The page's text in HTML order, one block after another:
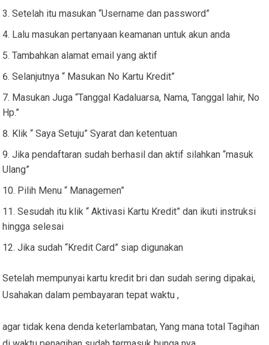
Setelah itu masukan “Username dan password”
Lalu masukan pertanyaan keamanan untuk akun anda
Tambahkan alamat email yang aktif
Selanjutnya “ Masukan No Kartu Kredit”
Masukan Juga “Tanggal Kadaluarsa, Nama, Tanggal lahir, No
Hp.”
Klik “ Saya Setuju” Syarat dan ketentuan
Jika pendaftaran sudah berhasil dan aktif silahkan “masuk
Ulang”
Pilih Menu “ Managemen”
Sesudah itu klik “ Aktivasi Kartu Kredit” dan ikuti instruksi
hingga selesai
Jika sudah “Kredit Card” siap digunakan
Setelah mempunyai kartu kredit bri dan sudah sering dipakai,
Usahakan dalam pembayaran tepat waktu ,
agar tidak kena denda keterlambatan, Yang mana total Tagihan